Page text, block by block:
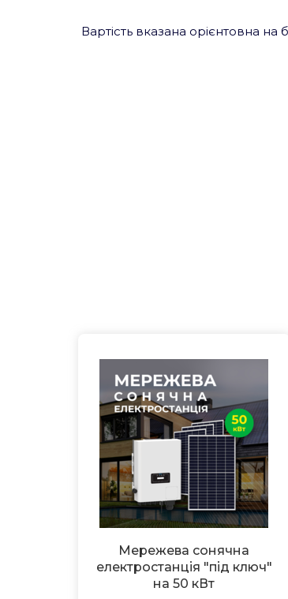
Вартість вказана орієнтовна на
Мережева сонячна
електростанція "під ключ"
на 50 кВт